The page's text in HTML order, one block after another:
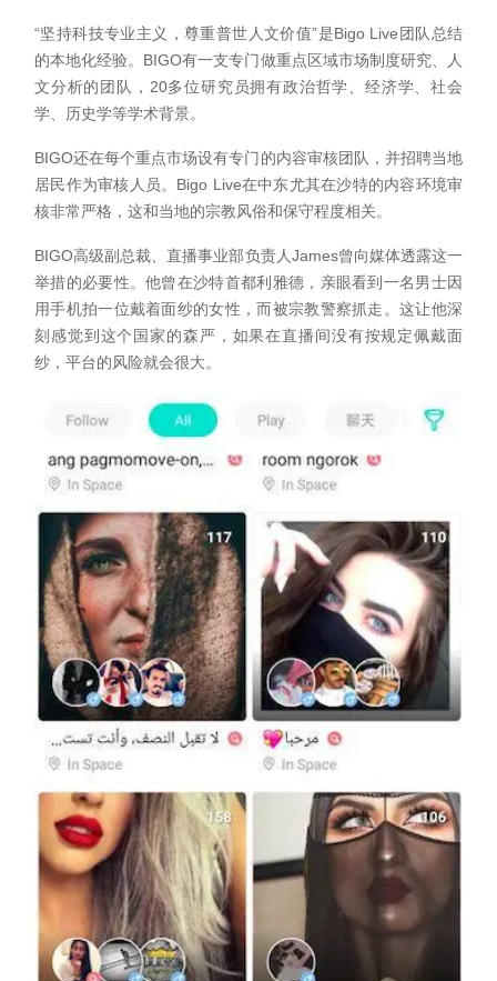
“坚持科技专业主义，尊重普世人文价值”是Bigo Live团队总结
的本地化经验。BIGO有一支专门做重点区域市场制度研究、人
文分析的团队，20多位研究员拥有政治哲学、经济学、社会
学、历史学等学术背景。
BIGO还在每个重点市场设有专门的内容审核团队，并招聘当地
居民作为审核人员。Bigo Live在中东尤其在沙特的内容环境审
核非常严格，这和当地的宗教风俗和保守程度相关。
BIGO高级副总裁、直播事业部负责人James曾向媒体透露这一
举措的必要性。他曾在沙特首都利雅德，亲眼看到一名男士因
用手机拍一位戴着面纱的女性，而被宗教警察抓走。这让他深
刻感觉到这个国家的森严，如果在直播间没有按规定佩戴面
纱，平台的风险就会很大。